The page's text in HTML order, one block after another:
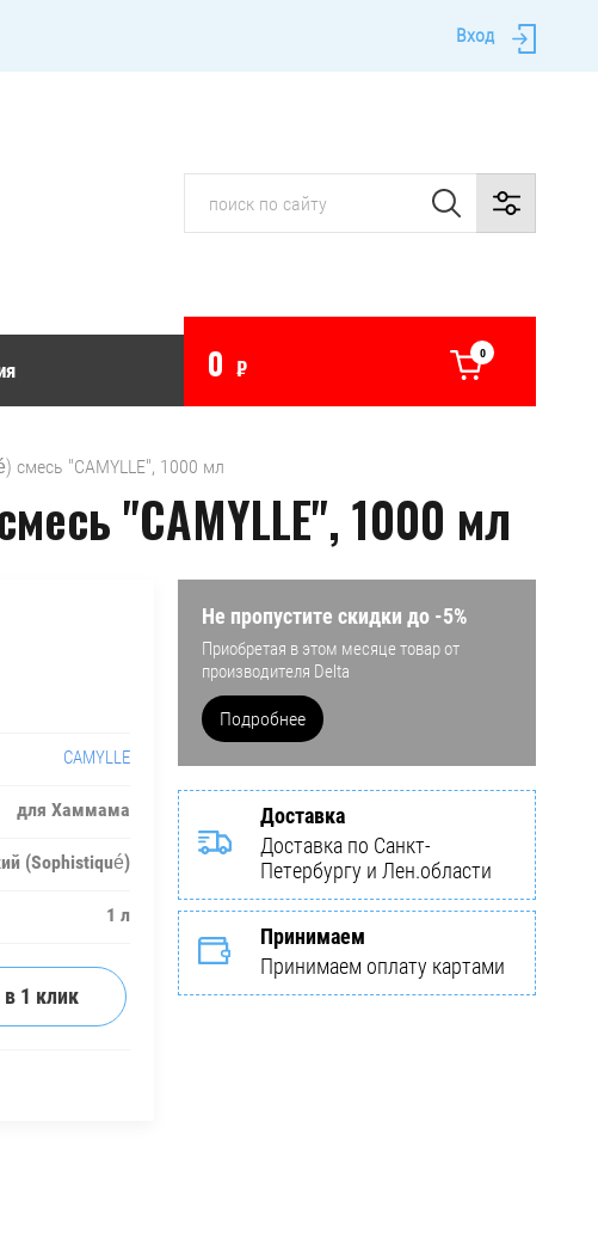
Вход
0 ₽
0
смесь "CAMYLLE", 1000 мл
"CAMYLLE", 1000 мл
CAMYLLE
для Хаммама
(Sophistiqué)
1 л
1 клик
Не пропустите скидки до -5%
Приобретая в этом месяце товар от
производителя Delta
Подробнее
Доставка
Доставка по Санкт-
Петербургу и Лен.области
Принимаем
Принимаем оплату картами